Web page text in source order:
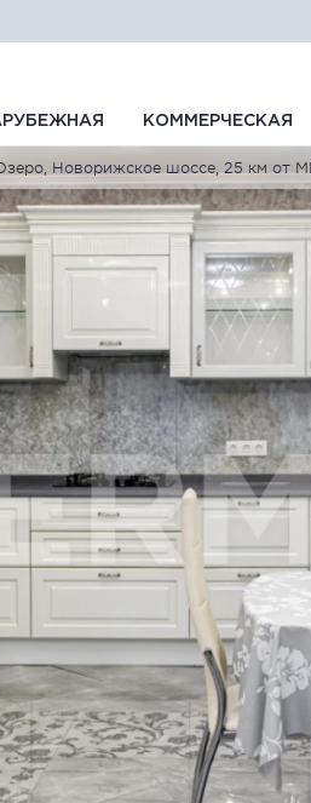
КОММЕРЧЕСКАЯ
Новорижское шоссе, 25 км от